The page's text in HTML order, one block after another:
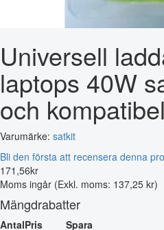
Universell
laptops 40W
och kompatibel
Varumärke: satkit
Bli den första att recensera denna
171 ,56kr
Moms ingår (Exkl. moms: 137,25 kr)
Mängdrabatter
AntalPris
Spara